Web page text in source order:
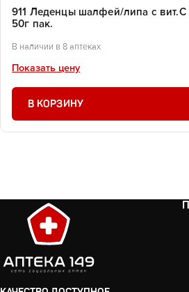
911 Леденцы шалфей/липа с вит.С
50г пак.
В наличии в 8 аптеках
Показать цену
В КОРЗИНУ